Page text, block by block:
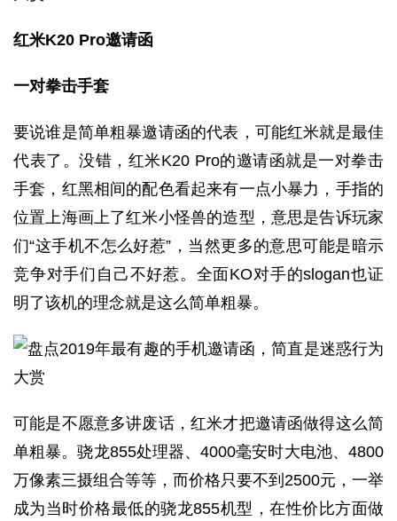
红米K20 Pro邀请函
一对拳击手套
要说谁是简单粗暴邀请函的代表，可能红米就是最佳
代表了。没错，红米K20 Pro的邀请函就是一对拳击
手套，红黑相间的配色看起来有一点小暴力，手指的
位置上海画上了红米小怪兽的造型，意思是告诉玩家
们“这手机不怎么好惹”，当然更多的意思可能是暗示
竞争对手们自己不好惹。全面KO对手的slogan也证
明了该机的理念就是这么简单粗暴。
可能是不愿意多讲废话，红米才把邀请函做得这么简
单粗暴。骁龙855处理器、4000毫安时大电池、4800
万像素三摄组合等等，而价格只要不到2500元，一举
成为当时价格最低的骁龙855机型，在性价比方面做